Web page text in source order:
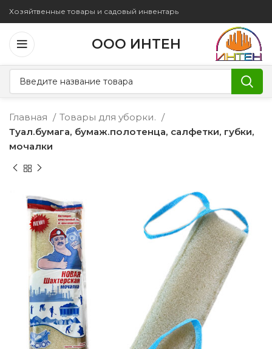
Хозяйтвенные товары и садовый инвентарь
ООО ИНТЕН
Главная
Товары для уборки.
Туал.бумага, бумаж.полотенца, салфетки, губки,
мочалки